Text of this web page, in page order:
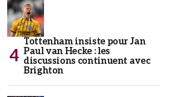
Tottenham insiste pour Jan
Paul van Hecke : les
discussions continuent avec
Brighton